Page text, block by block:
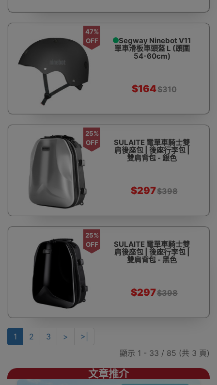
47%
OFF
Segway Ninebot V11
單車滑板車頭盔 L (頭圍
54-60cm)
$164$310
25%
OFF
SULAITE 電單車騎士雙
肩後座包 | 後座行李包 |
雙肩背包 - 銀色
$297$398
25%
OFF
SULAITE 電單車騎士雙
肩後座包 | 後座行李包 |
雙肩背包 - 黑色
$297$398
1 2 3 >
>|
顯示 1 - 33 / 85 (共 3 頁)
文章推介